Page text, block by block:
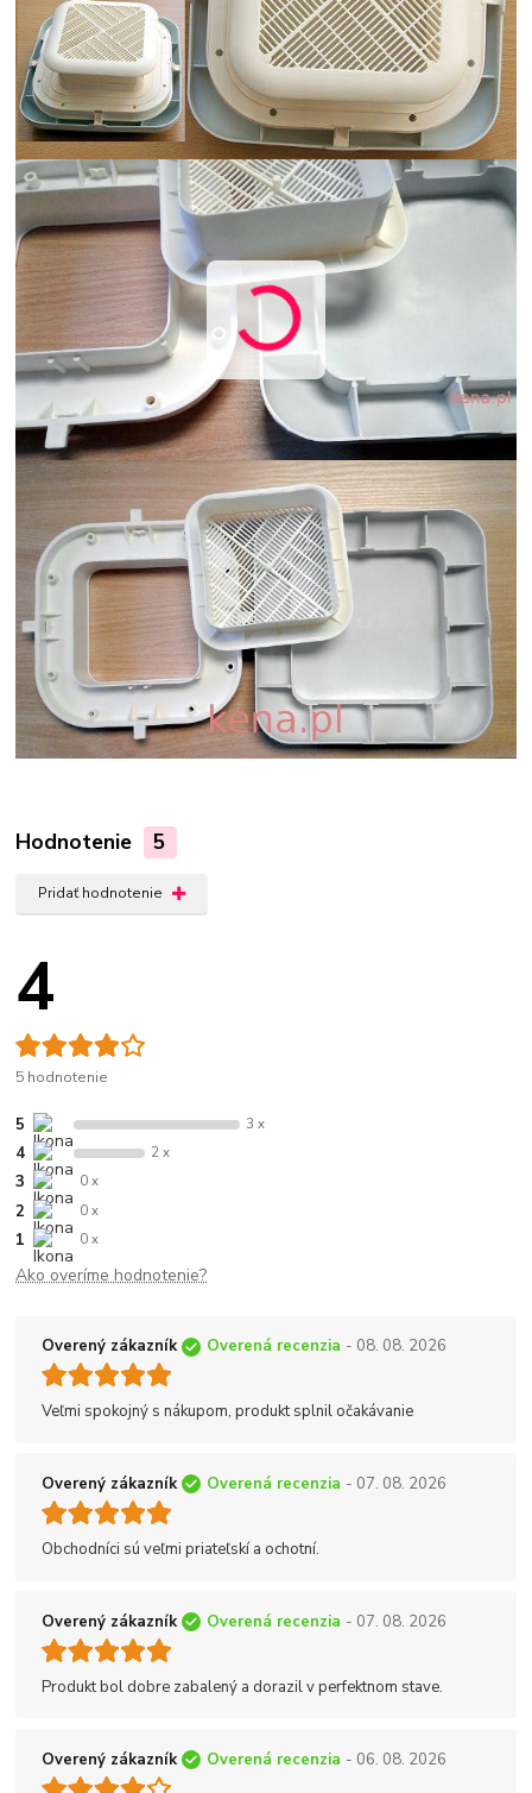
Hodnotenie 5
Pridať hodnotenie
4
5 hodnotenie
5 3 x
4 2 x
3 0 x
2 0 x
1 0 x
Ako overíme hodnotenie?
Overený zákazník Overená recenzia - 08. 08. 2026
Veľmi spokojný s nákupom, produkt splnil očakávanie
Overený zákazník Overená recenzia - 07. 08. 2026
Obchodníci sú veľmi priateľskí a ochotní.
Overený zákazník Overená recenzia - 07. 08. 2026
Produkt bol dobre zabalený a dorazil v perfektnom stave.
Overený zákazník Overená recenzia - 06. 08. 2026